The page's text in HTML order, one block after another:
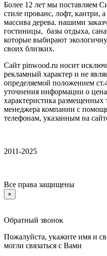
Более 12 лет мы поставляем
стиле прованс, лофт, кантри,
массива дерева. нашими
гостиницы, базы отдыха,
которые выбирают
своих близких.
Сайт pinwood.ru носит
рекламный характер и не
определяемой положением
уточнения информации о
характеристика размещенных
менеджера компании с
телефонам, указанным на
2011-2025
Все права защищены
×
Обратный звонок
Пожалуйста, укажите имя и
могли связаться с Вами